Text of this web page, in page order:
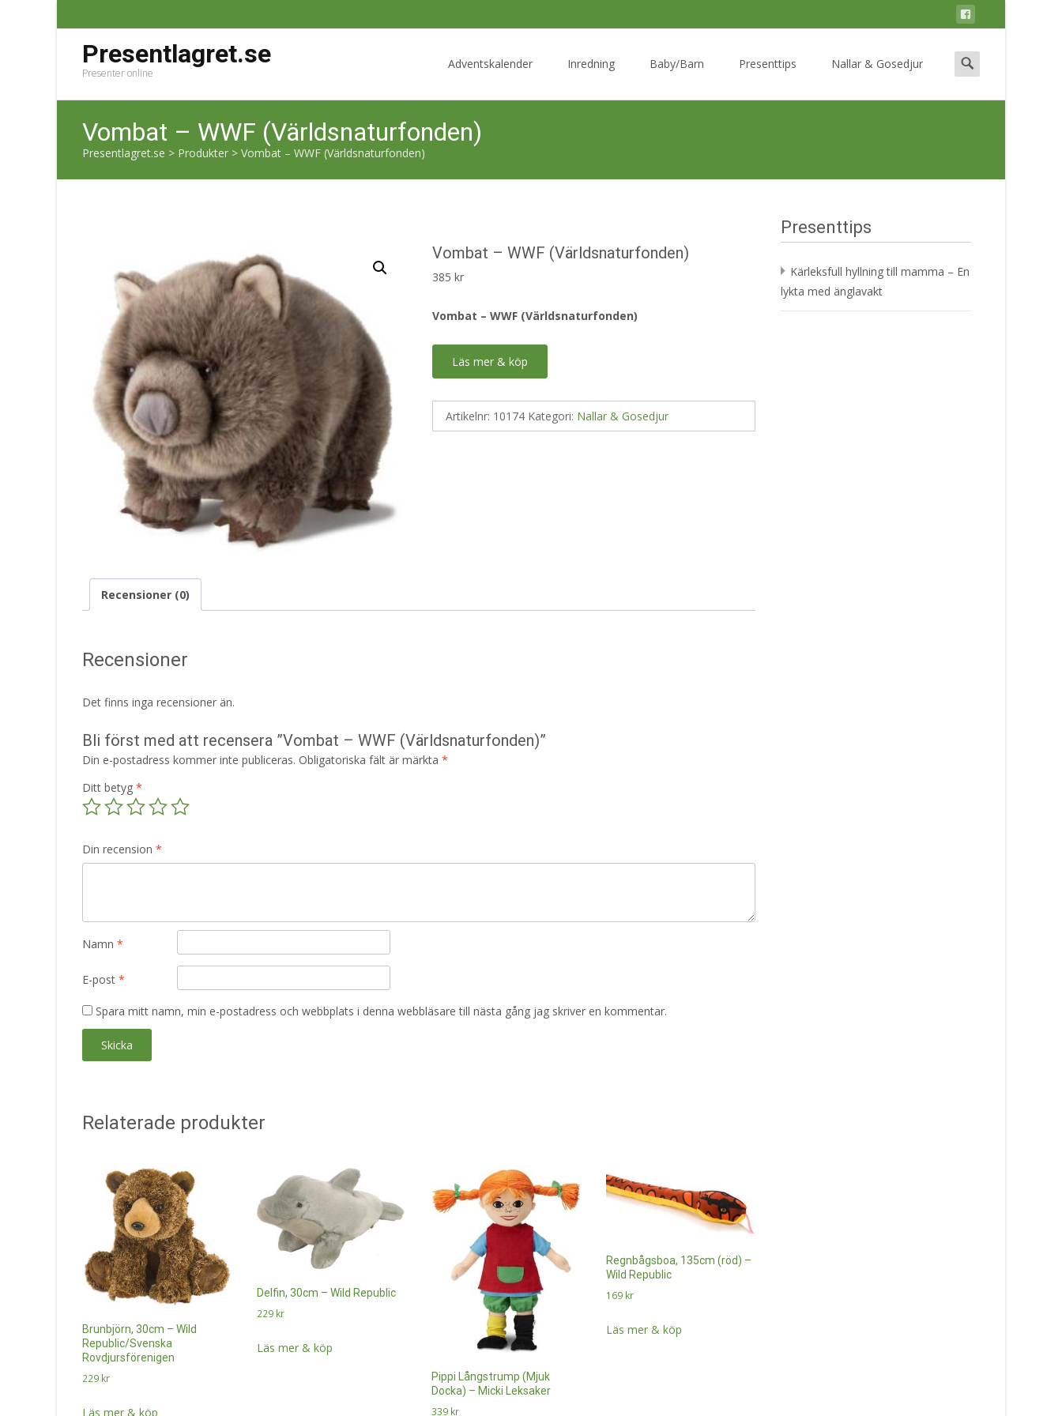
Presentlagret.se
Presenter online
Adventskalender Inredning Baby/Barn Presenttips Nallar & Gosedjur
Search
for:
Vombat – WWF (Världsnaturfonden)
Presentlagret.se > Produkter > Vombat – WWF (Världsnaturfonden)
Vombat – WWF (Världsnaturfonden)
385kr
Vombat – WWF (Världsnaturfonden)
Läs mer & köp
Artikelnr: 10174 Kategori: Nallar & Gosedjur
Recensioner (0)
Recensioner
Det finns inga recensioner än.
Bli först med att recensera ”Vombat – WWF (Världsnaturfonden)”
Din e-postadress kommer inte publiceras. Obligatoriska fält är märkta *
Ditt betyg *
Din recension *
Namn *
E-post *
Spara mitt namn, min e-postadress och webbplats i denna webbläsare till nästa gång jag skriver en kommentar.
Relaterade produkter
Brunbjörn, 30cm – Wild
Republic/Svenska
Rovdjursförenigen
229 kr
Läs mer & köp
Delfin, 30cm – Wild Republic
229 kr
Läs mer & köp
Pippi Långstrump (Mjuk
Docka) – Micki Leksaker
339 kr
Regnbågsboa, 135cm (röd) –
Wild Republic
169 kr
Läs mer & köp
Presenttips
Kärleksfull hyllning till mamma – En
lykta med änglavakt